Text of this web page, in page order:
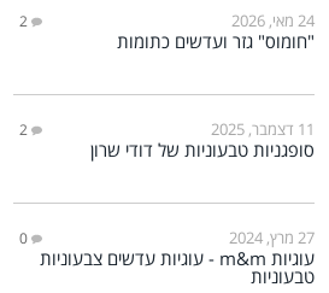
24 מאי, 2026 2
"חומוס" גזר ועדשים כתומות
11 דצמבר, 2025 2
סופגניות טבעוניות של דודי שרון
27 מרץ, 2024 0
עוגיות m&m - עוגיות עדשים צבעוניות
טבעוניות